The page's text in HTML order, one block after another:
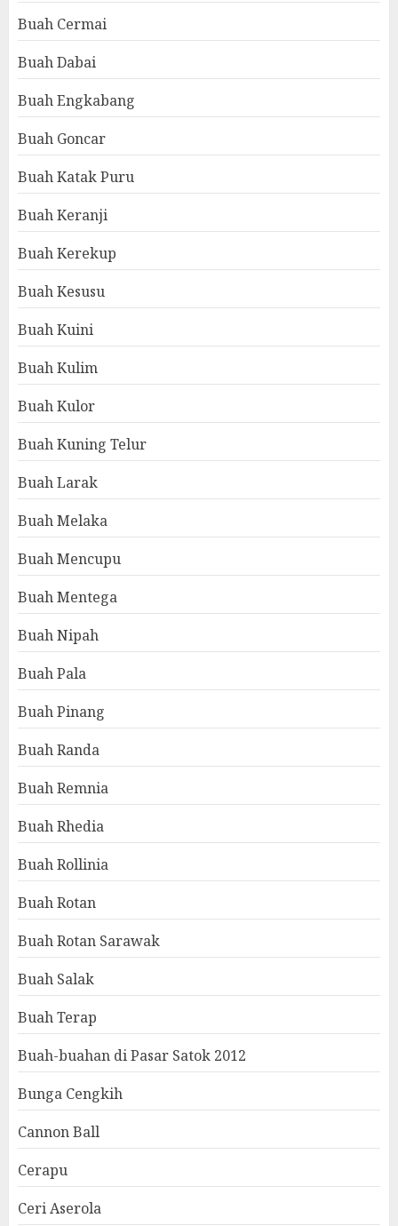
Buah Cermai
Buah Dabai
Buah Engkabang
Buah Goncar
Buah Katak Puru
Buah Keranji
Buah Kerekup
Buah Kesusu
Buah Kuini
Buah Kulim
Buah Kulor
Buah Kuning Telur
Buah Larak
Buah Melaka
Buah Mencupu
Buah Mentega
Buah Nipah
Buah Pala
Buah Pinang
Buah Randa
Buah Remnia
Buah Rhedia
Buah Rollinia
Buah Rotan
Buah Rotan Sarawak
Buah Salak
Buah Terap
Buah-buahan di Pasar Satok 2012
Bunga Cengkih
Cannon Ball
Cerapu
Ceri Aserola